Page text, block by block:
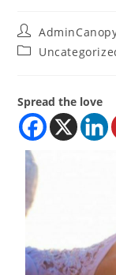
Spread the love